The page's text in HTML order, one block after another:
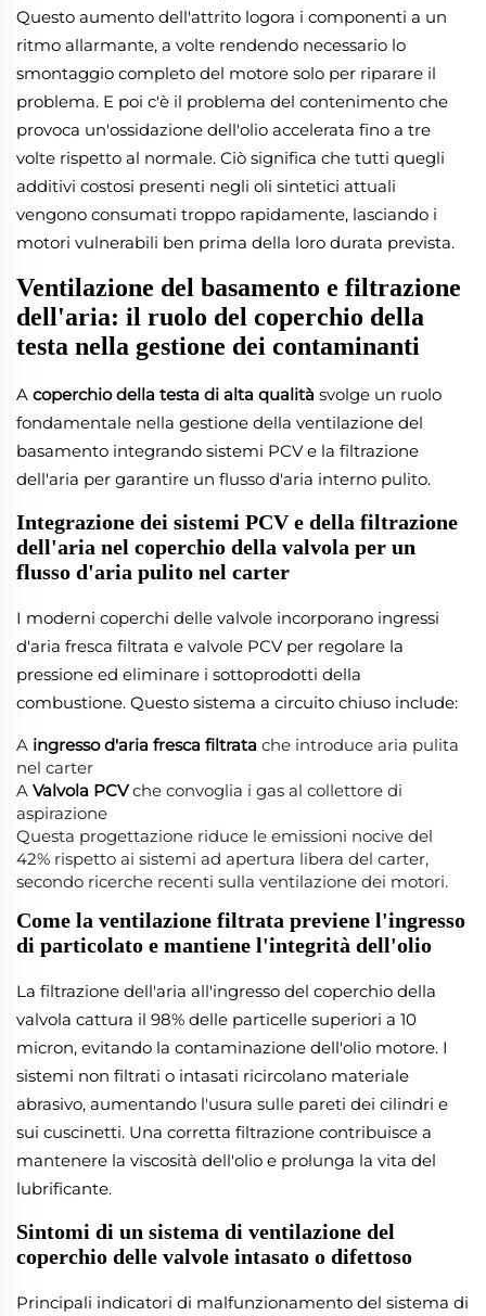
Questo aumento dell'attrito logora i componenti a un
ritmo allarmante, a volte rendendo necessario lo
smontaggio completo del motore solo per riparare il
problema. E poi c'è il problema del contenimento che
provoca un'ossidazione dell'olio accelerata fino a tre
volte rispetto al normale. Ciò significa che tutti quegli
additivi costosi presenti negli oli sintetici attuali
vengono consumati troppo rapidamente, lasciando i
motori vulnerabili ben prima della loro durata prevista.
Ventilazione del basamento e filtrazione
dell'aria: il ruolo del coperchio della
testa nella gestione dei contaminanti
A coperchio della testa di alta qualità svolge un ruolo
fondamentale nella gestione della ventilazione del
basamento integrando sistemi PCV e la filtrazione
dell'aria per garantire un flusso d'aria interno pulito.
Integrazione dei sistemi PCV e della filtrazione
dell'aria nel coperchio della valvola per un
flusso d'aria pulito nel carter
I moderni coperchi delle valvole incorporano ingressi
d'aria fresca filtrata e valvole PCV per regolare la
pressione ed eliminare i sottoprodotti della
combustione. Questo sistema a circuito chiuso include:
A ingresso d'aria fresca filtrata che introduce aria pulita
nel carter
A Valvola PCVche convoglia i gas al collettore di
aspirazione
Questa progettazione riduce le emissioni nocive del
42% rispetto ai sistemi ad apertura libera del carter,
secondo ricerche recenti sulla ventilazione dei motori.
Come la ventilazione filtrata previene l'ingresso
di particolato e mantiene l'integrità dell'olio
La filtrazione dell'aria all'ingresso del coperchio della
valvola cattura il 98% delle particelle superiori a 10
micron, evitando la contaminazione dell'olio motore. I
sistemi non filtrati o intasati ricircolano materiale
abrasivo, aumentando l'usura sulle pareti dei cilindri e
sui cuscinetti. Una corretta filtrazione contribuisce a
mantenere la viscosità dell'olio e prolunga la vita del
lubrificante.
Sintomi di un sistema di ventilazione del
coperchio delle valvole intasato o difettoso
Principali indicatori di malfunzionamento del sistema di